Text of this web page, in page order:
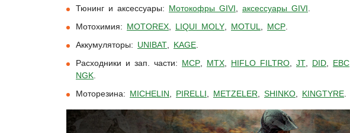
Тюнинг и аксессуары: Мотокофры GIVI аксессуары GIVI
Мотохимия: MOTOREX LIQUI MOLY MOTUL MCP
Аккумуляторы: UNIBAT KAGE
Расходники и зап. части: MCP MTX HIFLO FILTRO JT DID EBC
NGK
Моторезина: MICHELIN PIRELLI METZELER SHINKO KINGTYRE